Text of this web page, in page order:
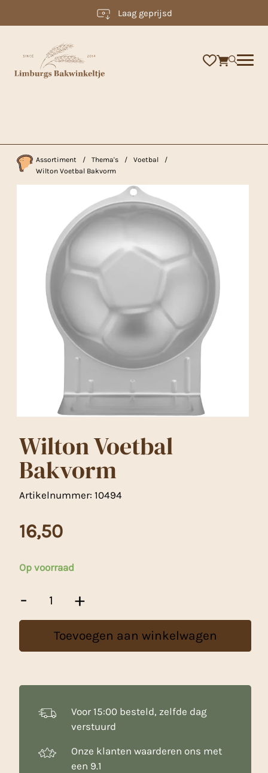
Laag geprijsd
Assortiment / Thema's / Voetbal
/
Wilton Voetbal Bakvorm
Wilton Voetbal
Bakvorm
Artikelnummer: 10494
16,50
Op voorraad
-
Voetbal
aantal
+
Toevoegen aan winkelwagen
Voor 15:00 besteld, zelfde dag
verstuurd
Onze klanten waarderen ons met
een 9.1